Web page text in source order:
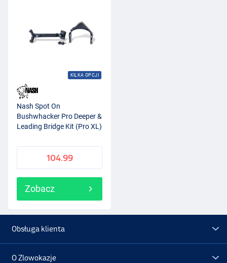
KILKA OPCJI
Nash Spot On
Bushwhacker Pro Deeper &
Leading Bridge Kit (Pro XL)
104.99
Zobacz
Obsługa klienta
O Zlowokazje